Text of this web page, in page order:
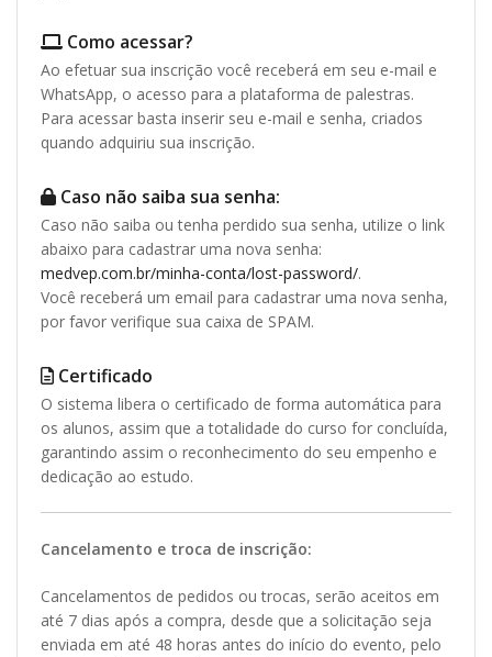
Como acessar?
Ao efetuar sua inscrição você receberá em seu e-mail e
WhatsApp, o acesso para a plataforma de palestras.
Para acessar basta inserir seu e-mail e senha, criados
quando adquiriu sua inscrição.
Caso não saiba sua senha:
Caso não saiba ou tenha perdido sua senha, utilize o link
abaixo para cadastrar uma nova senha:
medvep.com.br/minha-conta/lost-password/.
Você receberá um email para cadastrar uma nova senha,
por favor verifique sua caixa de SPAM.
Certificado
O sistema libera o certificado de forma automática para
os alunos, assim que a totalidade do curso for concluída,
garantindo assim o reconhecimento do seu empenho e
dedicação ao estudo.
Cancelamento e troca de inscrição:
Cancelamentos de pedidos ou trocas, serão aceitos em
até 7 dias após a compra, desde que a solicitação seja
enviada em até 48 horas antes do início do evento, pelo